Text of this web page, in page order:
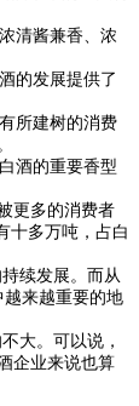
清酱兼香、浓
的发展提供了
所建树的消费
酒的重要香型
更多的消费者
十多万吨，占白
续发展。而从
来越重要的地
大。可以说，
企业来说也算